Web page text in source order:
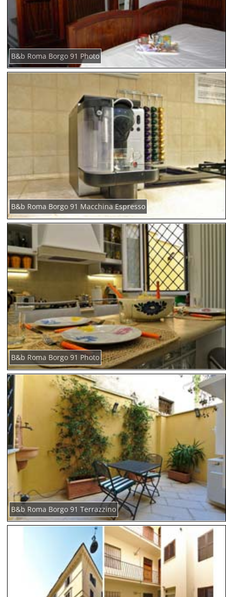
B&b Roma Borgo 91 Photo
B&b Roma Borgo 91 Macchina Espresso
B&b Roma Borgo 91 Photo
B&b Roma Borgo 91 Terrazzino